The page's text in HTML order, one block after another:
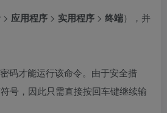
> 应用程序 > 实用程序 > 终端），并
码才能运行该命令。由于安全措
号，因此只需直接按回车键继续输